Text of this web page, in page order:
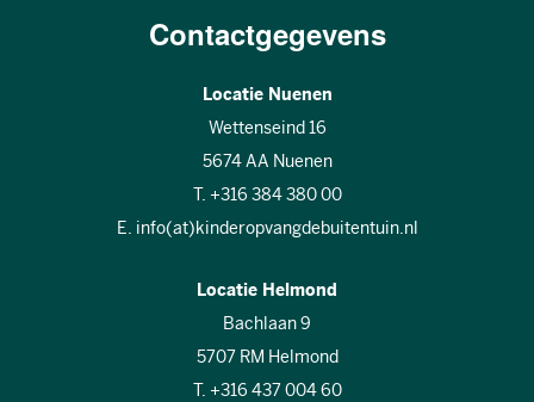
Contactgegevens
Locatie Nuenen
Wettenseind 16
5674 AA Nuenen
T. +316 384 380 00
E. info(at)kinderopvangdebuitentuin.nl
Locatie Helmond
Bachlaan 9
5707 RM Helmond
T. +316 437 004 60